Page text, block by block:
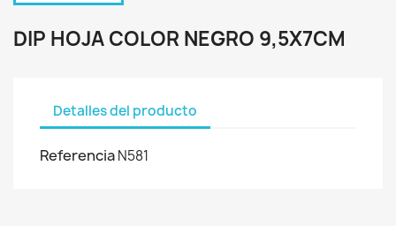
DIP HOJA COLOR NEGRO 9,5X7CM
Detalles del producto
ReferenciaN581